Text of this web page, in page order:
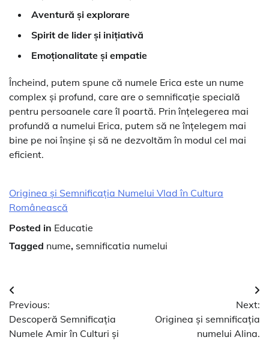
Aventură și explorare
Spirit de lider și inițiativă
Emoționalitate și empatie
Încheind, putem spune că numele Erica este un nume
complex și profund, care are o semnificație specială
pentru persoanele care îl poartă. Prin înțelegerea mai
profundă a numelui Erica, putem să ne înțelegem mai
bine pe noi înșine și să ne dezvoltăm în modul cel mai
eficient.
Originea și Semnificația Numelui Vlad în Cultura
Românească
Posted in Educatie
Tagged nume, semnificatia numelui
Navigare
în
articole
Previous:
Descoperă Semnificația
Numele Amir în Culturi și
Next:
Originea și semnificația
numelui Alina.